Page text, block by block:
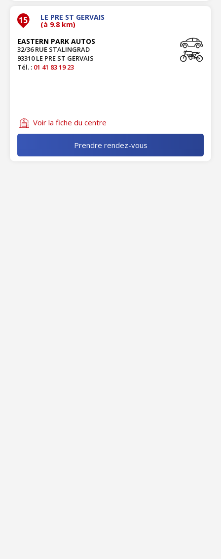
15 LE PRE ST GERVAIS
(à 9.8 km)
EASTERN PARK AUTOS
32/36 RUE STALINGRAD
93310 LE PRE ST GERVAIS
Tél. : 01 41 83 19 23
Voir la fiche du centre
Prendre rendez-vous